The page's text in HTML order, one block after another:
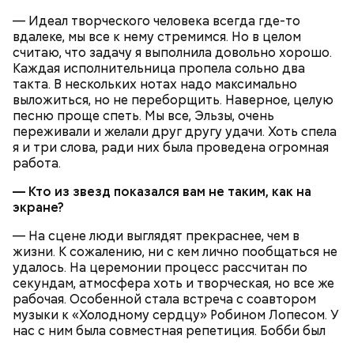
— Идеал творческого человека всегда где-то
вдалеке, мы все к нему стремимся. Но в целом
считаю, что задачу я выполнила довольно хорошо.
Каждая исполнительница пропела сольно два
такта. В нескольких нотах надо максимально
выложиться, но не переборщить. Наверное, целую
песню проще спеть. Мы все, Эльзы, очень
переживали и желали друг другу удачи. Хоть спела
я и три слова, ради них была проведена огромная
работа.
— Кто из звезд показался вам не таким, как на
экране?
— На сцене люди выглядят прекраснее, чем в
жизни. К сожалению, ни с кем лично пообщаться не
удалось. На церемонии процесс рассчитан по
секундам, атмосфера хоть и творческая, но все же
рабочая. Особенной стала встреча с соавтором
музыки к «Холодному сердцу» Робином Лопесом. У
нас с ним была совместная репетиция. Бобби был
Святой Николай Чудотворец считается
покровителем путешествующих, а также
оберегает детей и подростков. Многие мамы
Множество людей совершают паломнические
поездки, чтобы поклониться мощам Святителя
Николая, которые находятся в Италии. 19 декабря
отмечается Никола Зимний, а 22 мая Никола вешний
или летний. Этот день установлен в память об
обретении его мощей.
Кабачки очистить от кожицы. Нарезать
рецептов закруток на зиму
Первые блюда